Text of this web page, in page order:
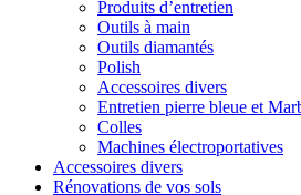
Produits d’entretien
Outils à main
Outils diamantés
Polish
Accessoires divers
Entretien pierre bleue et
Colles
Machines électroportatives
Accessoires divers
Rénovations de vos sols